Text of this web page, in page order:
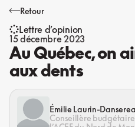
Retour
Lettre d’opinion
15 décembre 2023
Au Québec, on
aux dents
Émilie Laurin-
Conseillère